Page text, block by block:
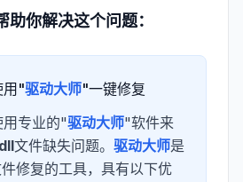
你解决这个问题：
用"驱动大师"一键修复
专业的"驱动大师"软件来
文件缺失问题。 驱动大师是
修复的工具，具有以下优